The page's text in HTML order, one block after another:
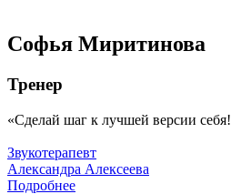
Софья Миритинова
Тренер
Сделай шаг к лучшей версии себя!
Звукотерапевт
Александра Алексеева
Подробнее